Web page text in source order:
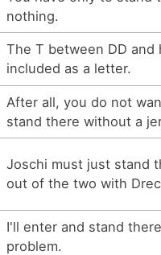
nothing.
The T between DD and
included as a letter.
After all, you do not
stand there without a
Joschi must just stand
out of the two with
I'll enter and stand
problem.